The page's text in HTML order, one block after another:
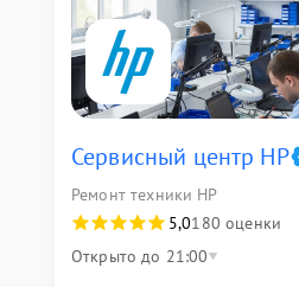
Сервисный центр HP
Ремонт техники HP
5,0180 оценки
Открыто до 21:00